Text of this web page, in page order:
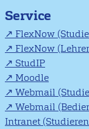
Service
FlexNow
FlexNow
StudIP
Moodle
Webmail
Webmail
Intranet